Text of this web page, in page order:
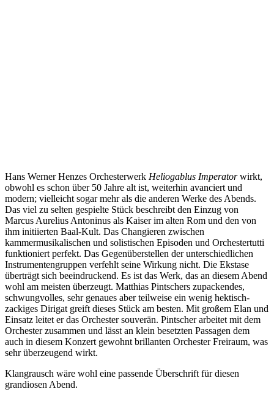
Hans Werner Henzes Orchesterwerk Heliogablus Imperatorwirkt,
obwohl es schon über 50 Jahre alt ist, weiterhin avanciert und
modern; vielleicht sogar mehr als die anderen Werke des Abends.
Das viel zu selten gespielte Stück beschreibt den Einzug von
Marcus Aurelius Antoninus als Kaiser im alten Rom und den von
ihm initiierten Baal-Kult. Das Changieren zwischen
kammermusikalischen und solistischen Episoden und Orchestertutti
funktioniert perfekt. Das Gegenüberstellen der unterschiedlichen
Instrumentengruppen verfehlt seine Wirkung nicht. Die Ekstase
überträgt sich beeindruckend. Es ist das Werk, das an diesem Abend
wohl am meisten überzeugt. Matthias Pintschers zupackendes,
schwungvolles, sehr genaues aber teilweise ein wenig hektisch-
zackiges Dirigat greift dieses Stück am besten. Mit großem Elan und
Einsatz leitet er das Orchester souverän. Pintscher arbeitet mit dem
Orchester zusammen und lässt an klein besetzten Passagen dem
auch in diesem Konzert gewohnt brillanten Orchester Freiraum, was
sehr überzeugend wirkt.
Klangrausch wäre wohl eine passende Überschrift für diesen
grandiosen Abend.